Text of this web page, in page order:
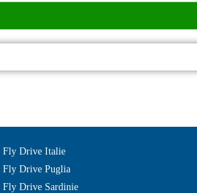
Fly Drive Italie
Fly Drive Puglia
Fly Drive Sardinie